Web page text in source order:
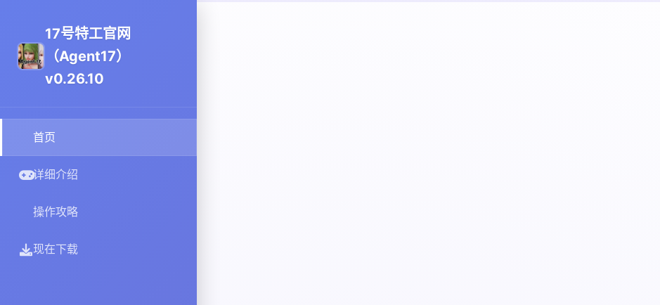
17号特工官网
（Agent17）
v0.26.10
首页
详细介绍
操作攻略
现在下载